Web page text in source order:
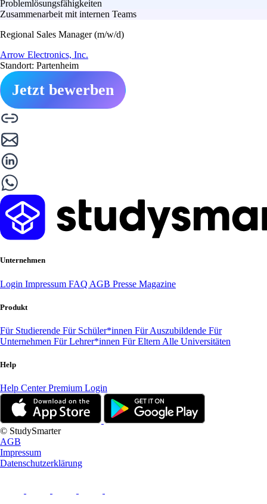
Problemlösungsfähigkeiten
Zusammenarbeit mit internen Teams
Regional Sales Manager (m/w/d)
Arrow Electronics, Inc.
Standort: Partenheim
Jetzt bewerben
Unternehmen
Login Impressum FAQ AGB Presse Magazine
Produkt
Für Studierende Für Schüler*innen Für Auszubildende Für
Unternehmen Für Lehrer*innen Für Eltern Alle Universitäten
Help
Help CenterPremium Login
© StudySmarter
AGB
Impressum
Datenschutzerklärung